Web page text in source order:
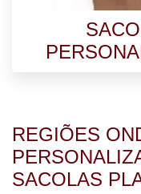
REGIÕES
SACOLAS